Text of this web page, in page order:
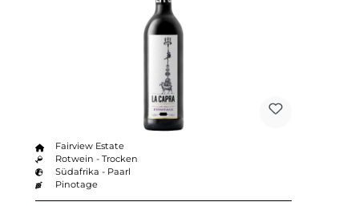
Fairview Estate
Rotwein - Trocken
Südafrika - Paarl
Pinotage